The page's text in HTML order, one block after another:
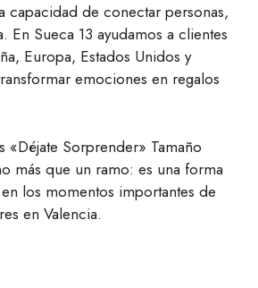
capacidad de conectar personas,
En Sueca 13 ayudamos a clientes
Europa, Estados Unidos y
emociones en regalos
«Déjate Sorprender» Tamaño
más que un ramo: es una forma
los momentos importantes de
en Valencia.